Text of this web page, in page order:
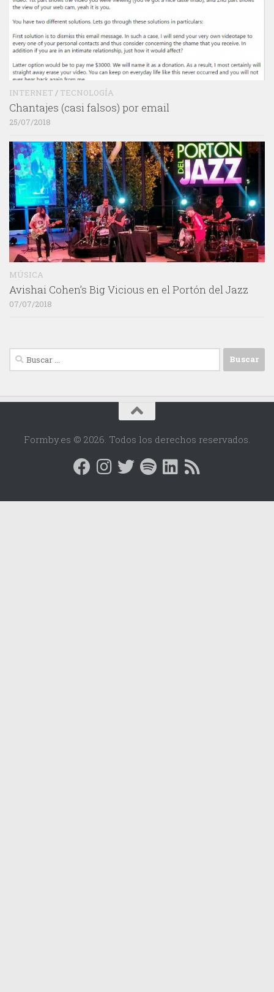
INTERNET / TECNOLOGÍA
Chantajes (casi falsos) por email
25/07/2018
MÚSICA
Avishai Cohen’s Big Vicious en el Portón del Jazz
07/07/2018
Buscar:
Formby.es © 2026. Todos los derechos reservados.